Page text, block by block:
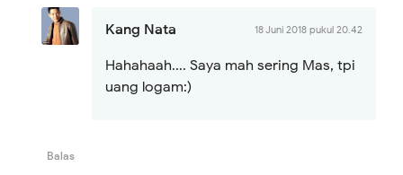
Kang Nata 18 Juni 2018 pukul 20.42
Hahahaah.... Saya mah sering Mas, tpi
uang logam:)
Balas